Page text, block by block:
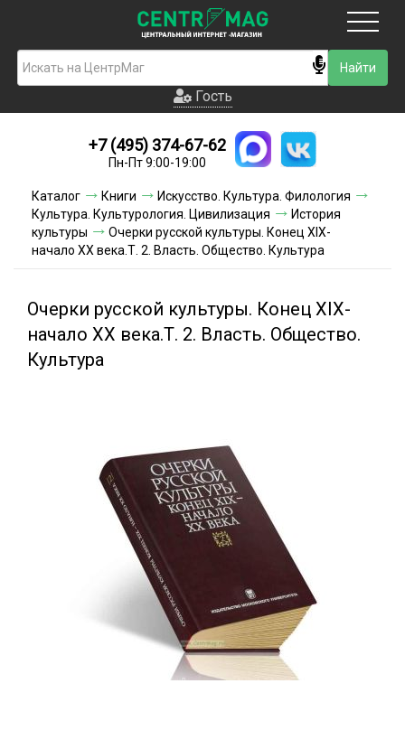
Гость
Новинки
Условия доставки
Условия оплаты
Акции и скидки
Гость
+7 (495) 374-67-62
Пн-Пт 9:00-19:00
Каталог Книги
Искусство. Культура. Филология
Культура. Культурология. Цивилизация
История
культуры
Очерки русской культуры. Конец XIX-
начало XX века.Т. 2. Власть. Общество. Культура
Очерки русской культуры. Конец XIX-
начало XX века.Т. 2. Власть. Общество.
Культура